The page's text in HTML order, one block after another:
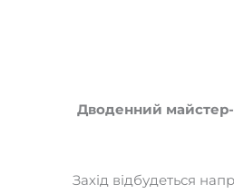
Дводенний
Захід відбудеться